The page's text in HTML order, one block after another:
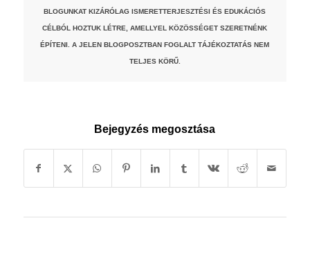
BLOGUNKAT KIZÁRÓLAG ISMERETTERJESZTÉSI ÉS EDUKÁCIÓS
CÉLBÓL HOZTUK LÉTRE, AMELLYEL KÖZÖSSÉGET SZERETNÉNK
ÉPÍTENI. A JELEN BLOGPOSZTBAN FOGLALT TÁJÉKOZTATÁS NEM
TELJES KÖRŰ.
Bejegyzés megosztása